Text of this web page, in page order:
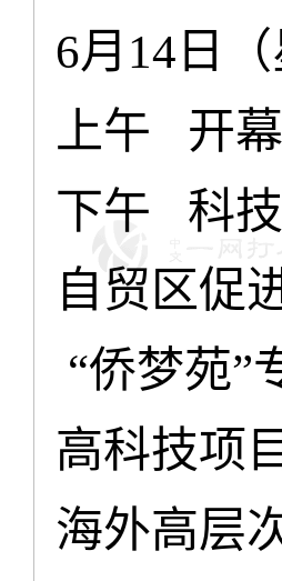
6月 14 日
上午
开
下午
科
自贸区促
“侨梦苑”
高科技项
海外高层